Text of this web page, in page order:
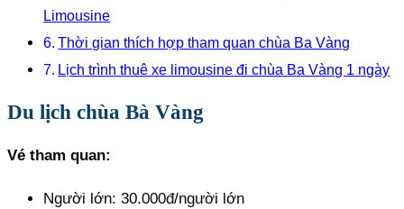
Limousine
Thời gian thích hợp tham quan chùa Ba Vàng
Lịch trình thuê xe limousine đi chùa Ba Vàng 1 ngày
Du lịch chùa Bà Vàng
Vé tham quan:
Người lớn: 30.000đ/người lớn